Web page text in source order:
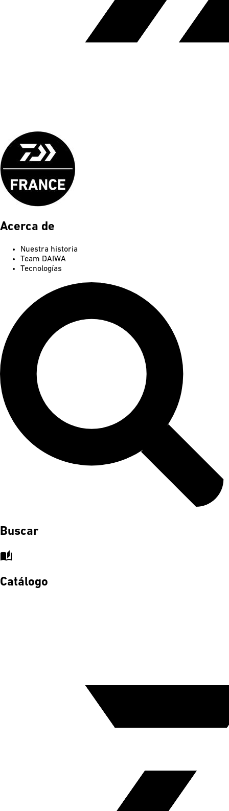
Acerca de
Nuestra historia
Team DAIWA
Tecnologías
Buscar
auto_stories
Catálogo